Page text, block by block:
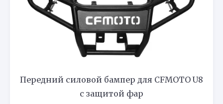
Передний силовой бампер для CFMOTO U8
с защитой фар